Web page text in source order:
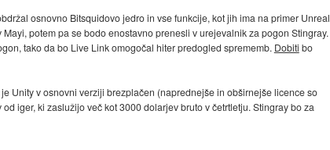
osnovno Bitsquidovo jedro in vse funkcije, kot jih ima na primer Unreal
potem pa se bodo enostavno prenesli v urejevalnik za pogon Stingray.
tako da bo Live Link omogočal hiter predogled sprememb. Dobiti bo
Unity v osnovni verziji brezplačen (naprednejše in obširnejše licence so
iger, ki zaslužijo več kot 3000 dolarjev bruto v četrtletju. Stingray bo za